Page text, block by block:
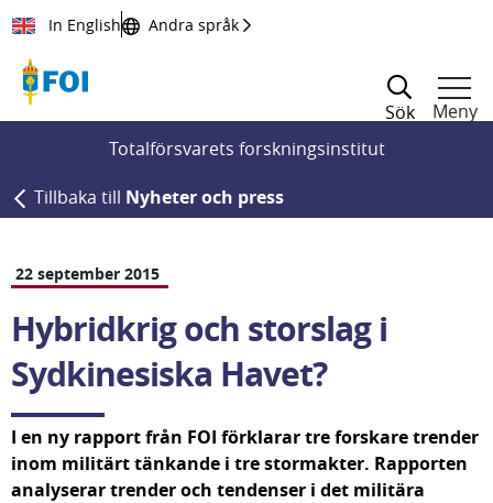
Till innehållet
In English Andra språk
Sök
Meny
Totalförsvarets forskningsinstitut
Tillbaka till Nyheter och press
22 september 2015
Hybridkrig och storslag i
Sydkinesiska Havet?
I en ny rapport från FOI förklarar tre forskare trender
inom militärt tänkande i tre stor­makter. Rapporten
analyserar trender och tendenser i det militära